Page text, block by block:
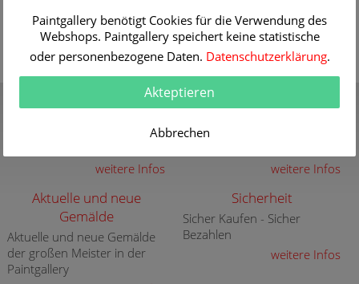
weitere Infos
hochwertigen Gemälde-
weitere Infos
Aktuelle und neue
Gemälde
Aktuelle und neue Gemälde
der großen Meister in der
Paintgallery
Sicherheit
Sicher Kaufen - Sicher
Bezahlen
weitere Infos
Paintgallery benötigt Cookies für die Verwendung des
Webshops. Paintgallery speichert keine statistische
oder personenbezogene Daten. Datenschutzerklärung.
Akteptieren
Abbrechen